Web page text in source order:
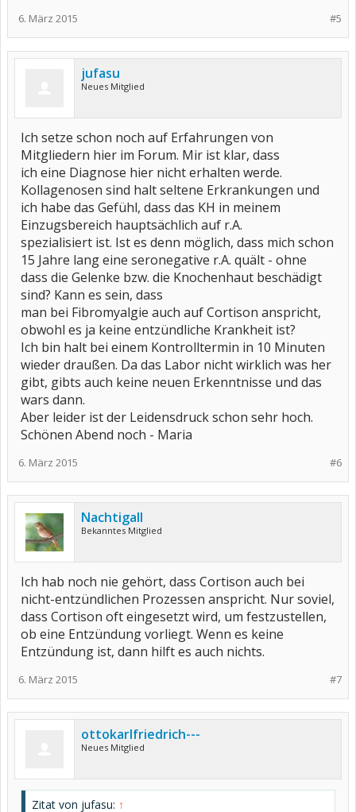
#5
6. März 2015
jufasu
Neues Mitglied
Ich setze schon noch auf Erfahrungen von
Mitgliedern hier im Forum. Mir ist klar, dass
ich eine Diagnose hier nicht erhalten werde.
Kollagenosen sind halt seltene Erkrankungen und
ich habe das Gefühl, dass das KH in meinem
Einzugsbereich hauptsächlich auf r.A.
spezialisiert ist. Ist es denn möglich, dass mich schon
15 Jahre lang eine seronegative r.A. quält - ohne
dass die Gelenke bzw. die Knochenhaut beschädigt
sind? Kann es sein, dass
man bei Fibromyalgie auch auf Cortison anspricht,
obwohl es ja keine entzündliche Krankheit ist?
Ich bin halt bei einem Kontrolltermin in 10 Minuten
wieder draußen. Da das Labor nicht wirklich was her
gibt, gibts auch keine neuen Erkenntnisse und das
wars dann.
Aber leider ist der Leidensdruck schon sehr hoch.
Schönen Abend noch - Maria
#6
6. März 2015
Nachtigall
Bekanntes Mitglied
Ich hab noch nie gehört, dass Cortison auch bei
nicht-entzündlichen Prozessen anspricht. Nur soviel,
dass Cortison oft eingesetzt wird, um festzustellen,
ob eine Entzündung vorliegt. Wenn es keine
Entzündung ist, dann hilft es auch nichts.
#7
6. März 2015
ottokarlfriedrich---
Neues Mitglied
Zitat von jufasu: ↑